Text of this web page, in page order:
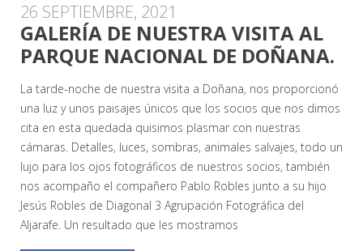
26 SEPTIEMBRE, 2021
GALERÍA DE NUESTRA VISITA AL
PARQUE NACIONAL DE DOÑANA.
La tarde-noche de nuestra visita a Doñana, nos proporcionó
una luz y unos paisajes únicos que los socios que nos dimos
cita en esta quedada quisimos plasmar con nuestras
cámaras. Detalles, luces, sombras, animales salvajes, todo un
lujo para los ojos fotográficos de nuestros socios, también
nos acompaño el compañero Pablo Robles junto a su hijo
Jesús Robles de Diagonal 3 Agrupación Fotográfica del
Aljarafe. Un resultado que les mostramos